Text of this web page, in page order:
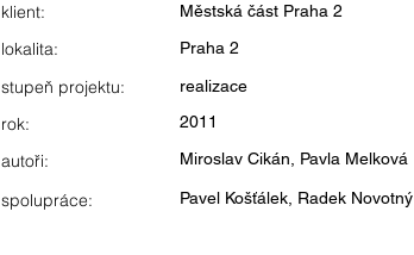
klient: Městská část Praha 2
lokalita: Praha 2
stupeň projektu:
rok:
autoři:
realizace
2011
Miroslav Cikán, Pavla Melková
spolupráce: Pavel Košťálek, Radek Novotný